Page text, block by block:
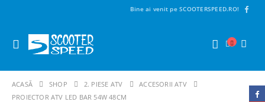
Bine ai venit pe SCOOTERSPEED.RO!
ACASĂ SHOP 2. PIESE ATV
ACCESORII ATV
PROIECTOR ATV LED BAR 54W 48CM